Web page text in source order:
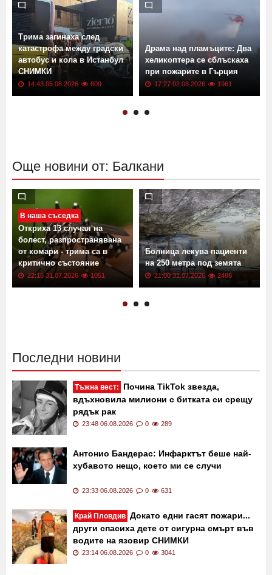
Трима загинаха след
катастрофа между градски
автобус и кола в Истанбул
СНИМКИ
14:43 05.08.2026 609
Драма над пламъците: Два
хеликоптера се сблъскаха
при пожарите в Гърция
17:27 02.08.2026 1961
Още новини от: Балкани
В наша съседка
Откриха 13 случая на
болест, разпространявана
от комари - трима са в
критично състояние
22:15 31.07.2026 1051
Болница лекува пациенти
на 250 метра под земята
21:00 31.07.2026 2486
Последни новини
Тъжна вест:
Почина TikTok звезда,
вдъхновила милиони с битката си срещу
рядък рак
23:48 06.08.2026 0 289
Антонио Бандерас: Инфарктът беше най-
хубавото нещо, което ми се случи
23:33 06.08.2026 0 631
Край Пловдив Докато едни гасят пожари...
други спасиха дете от сигурна смърт във
водите на язовир СНИМКИ
23:14 06.08.2026 0 3041